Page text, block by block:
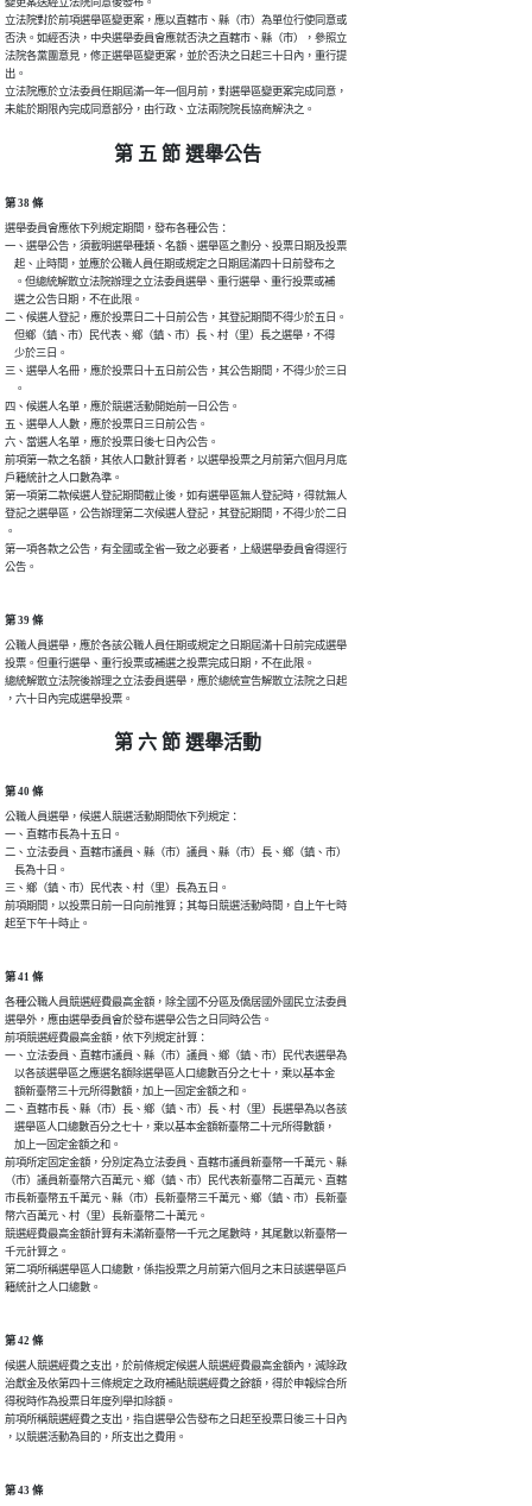
變更案送經立法院同意後發布。
立法院對於前項選舉區變更案，應以直轄市、縣（市）為單位行使同意或
否決。如經否決，中央選舉委員會應就否決之直轄市、縣（市），參照立
法院各黨團意見，修正選舉區變更案，並於否決之日起三十日內，重行提
出。
立法院應於立法委員任期屆滿一年一個月前，對選舉區變更案完成同意，
未能於期限內完成同意部分，由行政、立法兩院院長協商解決之。
第 五 節 選舉公告
第 38 條
選舉委員會應依下列規定期間，發布各種公告：
一、選舉公告，須載明選舉種類、名額、選舉區之劃分、投票日期及投票
    起、止時間，並應於公職人員任期或規定之日期屆滿四十日前發布之
    。但總統解散立法院辦理之立法委員選舉、重行選舉、重行投票或補
    選之公告日期，不在此限。
二、候選人登記，應於投票日二十日前公告，其登記期間不得少於五日。
    但鄉（鎮、市）民代表、鄉（鎮、市）長、村（里）長之選舉，不得
    少於三日。
三、選舉人名冊，應於投票日十五日前公告，其公告期間，不得少於三日
    。
四、候選人名單，應於競選活動開始前一日公告。
五、選舉人人數，應於投票日三日前公告。
六、當選人名單，應於投票日後七日內公告。
前項第一款之名額，其依人口數計算者，以選舉投票之月前第六個月月底
戶籍統計之人口數為準。
第一項第二款候選人登記期間截止後，如有選舉區無人登記時，得就無人
登記之選舉區，公告辦理第二次候選人登記，其登記期間，不得少於二日
。
第一項各款之公告，有全國或全省一致之必要者，上級選舉委員會得逕行
公告。
第 39 條
公職人員選舉，應於各該公職人員任期或規定之日期屆滿十日前完成選舉
投票。但重行選舉、重行投票或補選之投票完成日期，不在此限。
總統解散立法院後辦理之立法委員選舉，應於總統宣告解散立法院之日起
，六十日內完成選舉投票。
第 六 節 選舉活動
第 40 條
公職人員選舉，候選人競選活動期間依下列規定：
一、直轄市長為十五日。
二、立法委員、直轄市議員、縣（市）議員、縣（市）長、鄉（鎮、市）
    長為十日。
三、鄉（鎮、市）民代表、村（里）長為五日。
前項期間，以投票日前一日向前推算；其每日競選活動時間，自上午七時
起至下午十時止。
第 41 條
各種公職人員競選經費最高金額，除全國不分區及僑居國外國民立法委員
選舉外，應由選舉委員會於發布選舉公告之日同時公告。
前項競選經費最高金額，依下列規定計算：
一、立法委員、直轄市議員、縣（市）議員、鄉（鎮、市）民代表選舉為
    以各該選舉區之應選名額除選舉區人口總數百分之七十，乘以基本金
    額新臺幣三十元所得數額，加上一固定金額之和。
二、直轄市長、縣（市）長、鄉（鎮、市）長、村（里）長選舉為以各該
    選舉區人口總數百分之七十，乘以基本金額新臺幣二十元所得數額，
    加上一固定金額之和。
前項所定固定金額，分別定為立法委員、直轄市議員新臺幣一千萬元、縣
（市）議員新臺幣六百萬元、鄉（鎮、市）民代表新臺幣二百萬元、直轄
市長新臺幣五千萬元、縣（市）長新臺幣三千萬元、鄉（鎮、市）長新臺
幣六百萬元、村（里）長新臺幣二十萬元。
競選經費最高金額計算有未滿新臺幣一千元之尾數時，其尾數以新臺幣一
千元計算之。
第二項所稱選舉區人口總數，係指投票之月前第六個月之末日該選舉區戶
籍統計之人口總數。
第 42 條
候選人競選經費之支出，於前條規定候選人競選經費最高金額內，減除政
治獻金及依第四十三條規定之政府補貼競選經費之餘額，得於申報綜合所
得稅時作為投票日年度列舉扣除額。
前項所稱競選經費之支出，指自選舉公告發布之日起至投票日後三十日內
，以競選活動為目的，所支出之費用。
第 43 條